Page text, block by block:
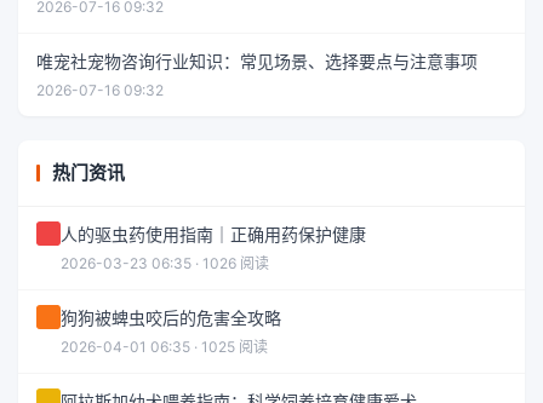
2026-07-16 09:32
唯宠社宠物咨询行业知识：常见场景、选择要点与注意事项
2026-07-16 09:32
热门资讯
人的驱虫药使用指南｜正确用药保护健康
2026-03-23 06:35 · 1026 阅读
狗狗被蜱虫咬后的危害全攻略
2026-04-01 06:35 · 1025 阅读